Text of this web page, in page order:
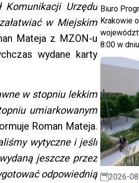
Komunikacji Urzędu
w Miejskim
Mateja z MZON-u
wydane karty
w stopniu lekkim
umiarkowanym
Roman Mateja.
wytyczne i jeśli
jeszcze przez
odpowiednią
Biuro
Krakowie
8:00 w
2026-